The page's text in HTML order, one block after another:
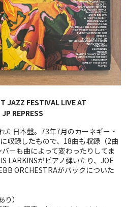
ベル）
JAZZ FESTIVAL LIVE AT
REPRESS
日本盤。73年7月のカーネギー・
収録したもので、18曲も収録（2曲
ーも曲によって変わったりしてま
LARKINSがピアノ弾いたり、JOE
ORCHESTRAがバックについた
）